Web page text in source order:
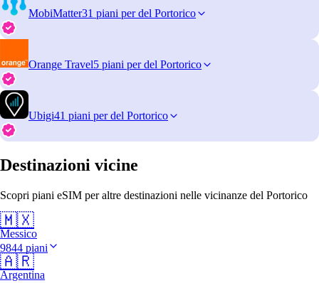
MobiMatter31 piani per del Portorico
Orange Travel5 piani per del Portorico
Ubigi41 piani per del Portorico
Destinazioni vicine
Scopri piani eSIM per altre destinazioni nelle vicinanze del Portorico
🇲🇽
Messico
9844 piani
🇦🇷
Argentina